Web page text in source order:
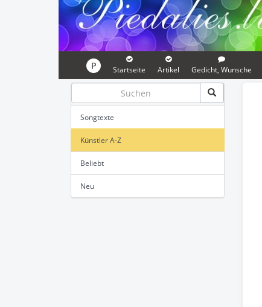
P Startseite Artikel Gedicht, Wunsche
Songtexte
Künstler A-Z
Beliebt
Neu